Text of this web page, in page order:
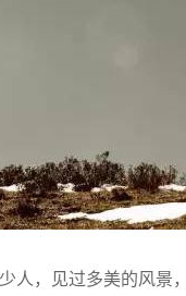
人，见过多美的风景